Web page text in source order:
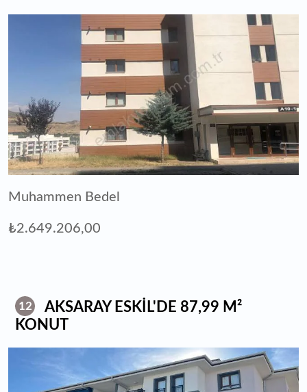
Muhammen Bedel
₺2.649.206,00
12
AKSARAY ESKİL'DE 87,99 M²
KONUT